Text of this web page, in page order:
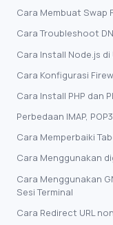
Cara Membuat Swap
Cara Troubleshoot
Cara Install Node.js
Cara Konfigurasi
Cara Install PHP dan
Perbedaan IMAP,
Cara Memperbaiki
Cara Menggunakan
Cara Menggunakan
Sesi Terminal
Cara Redirect URL